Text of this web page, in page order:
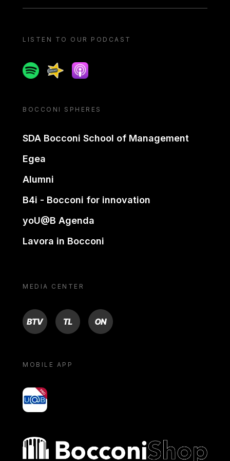
LISTEN TO OUR PODCAST
SpotifySpreakerApple podcast
BOCCONI SPHERES
SDA Bocconi School of Management
Egea
Alumni
B4i - Bocconi for innovation
yoU@B Agenda
Lavora in Bocconi
MEDIA CENTER
BTV TL ON
MOBILE APP
yoU@B
Bocconi shop